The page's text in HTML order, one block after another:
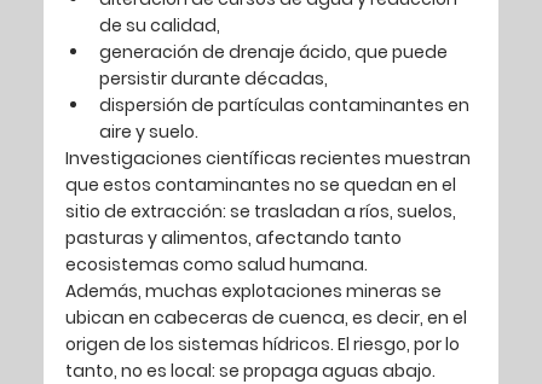
de su calidad,
generación de drenaje ácido, que puede
persistir durante décadas,
dispersión de partículas contaminantes en
aire y suelo.
Investigaciones científicas recientes muestran
que estos contaminantes no se quedan en el
sitio de extracción: se trasladan a ríos, suelos,
pasturas y alimentos, afectando tanto
ecosistemas como salud humana.
Además, muchas explotaciones mineras se
ubican en cabeceras de cuenca, es decir, en el
origen de los sistemas hídricos. El riesgo, por lo
tanto, no es local: se propaga aguas abajo.